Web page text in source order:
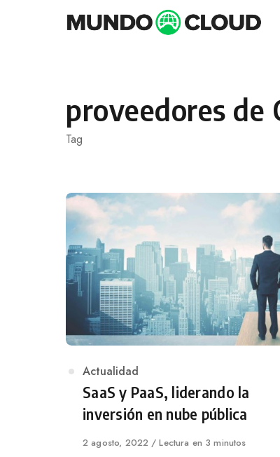
proveedores de
Tag
Category
Actualidad
SaaS y PaaS, liderando la
inversión en nube pública
Published
2 agosto, 2022 Lectura en 3 minutos